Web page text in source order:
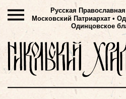
Русская
Московский Патриархат •
Одинцовское